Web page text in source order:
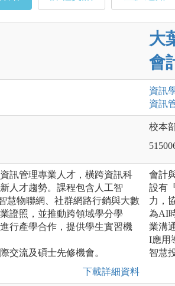
大
會
資訊
資訊
校本
訊管理專業人才，橫跨資訊科
人才趨勢。課程包含人工智
慧物聯網、社群網路行銷與大數
證照，並推動跨領域學分學
行產學合作，提供學生實習機
交流及碩士先修機會。
下載詳細資料
會計
設有
力，
為AI
業溝
I應用
智慧